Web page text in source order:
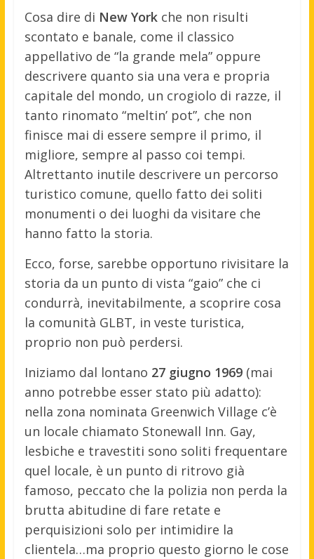
Cosa dire di New Yorkche non risulti
scontato e banale, come il classico
appellativo de “la grande mela” oppure
descrivere quanto sia una vera e propria
capitale del mondo, un crogiolo di razze, il
tanto rinomato “meltin’ pot”, che non
finisce mai di essere sempre il primo, il
migliore, sempre al passo coi tempi.
Altrettanto inutile descrivere un percorso
turistico comune, quello fatto dei soliti
monumenti o dei luoghi da visitare che
hanno fatto la storia.
Ecco, forse, sarebbe opportuno rivisitare la
storia da un punto di vista “gaio” che ci
condurrà, inevitabilmente, a scoprire cosa
la comunità GLBT, in veste turistica,
proprio non può perdersi.
Iniziamo dal lontano 27 giugno 1969(mai
anno potrebbe esser stato più adatto):
nella zona nominata Greenwich Village c’è
un locale chiamato Stonewall Inn. Gay,
lesbiche e travestiti sono soliti frequentare
quel locale, è un punto di ritrovo già
famoso, peccato che la polizia non perda la
brutta abitudine di fare retate e
perquisizioni solo per intimidire la
clientela…ma proprio questo giorno le cose